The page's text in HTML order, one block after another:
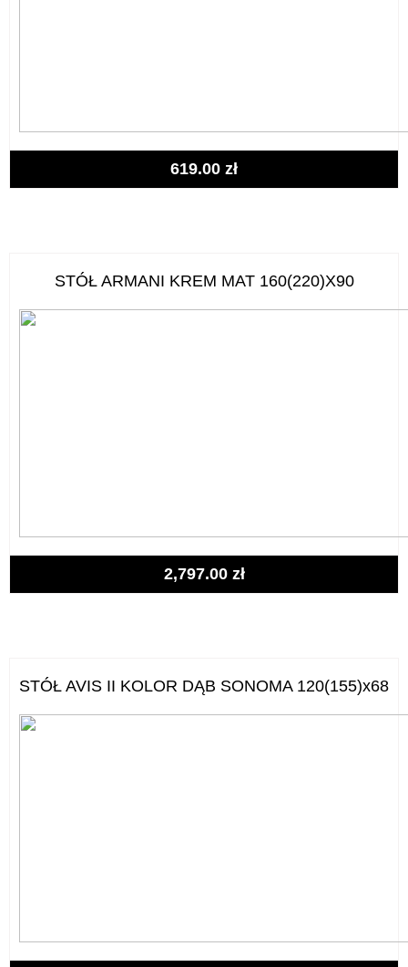
619.00 zł
STÓŁ ARMANI KREM MAT 160(220)X90
2,797.00 zł
STÓŁ AVIS II KOLOR DĄB SONOMA 120(155)x68